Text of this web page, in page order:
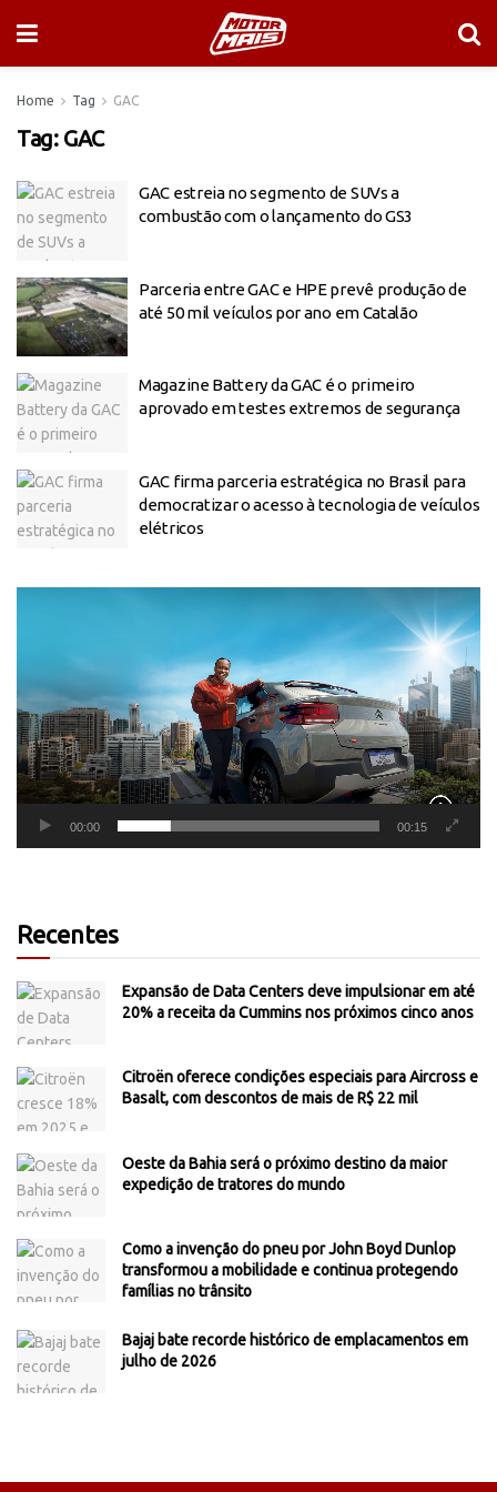
Home Tag GAC
Tag: GAC
GAC estreia no segmento de SUVs a
combustão com o lançamento do GS3
Parceria entre GAC e HPE prevê produção de
até 50 mil veículos por ano em Catalão
Magazine Battery da GAC é o primeiro
aprovado em testes extremos de segurança
GAC firma parceria estratégica no Brasil para
democratizar o acesso à tecnologia de veículos
elétricos
00:00 00:15
Recentes
Expansão de Data Centers deve impulsionar em até
20% a receita da Cummins nos próximos cinco anos
Citroën oferece condições especiais para Aircross e
Basalt, com descontos de mais de R$ 22 mil
Oeste da Bahia será o próximo destino da maior
expedição de tratores do mundo
Como a invenção do pneu por John Boyd Dunlop
transformou a mobilidade e continua protegendo
famílias no trânsito
Bajaj bate recorde histórico de emplacamentos em
julho de 2026